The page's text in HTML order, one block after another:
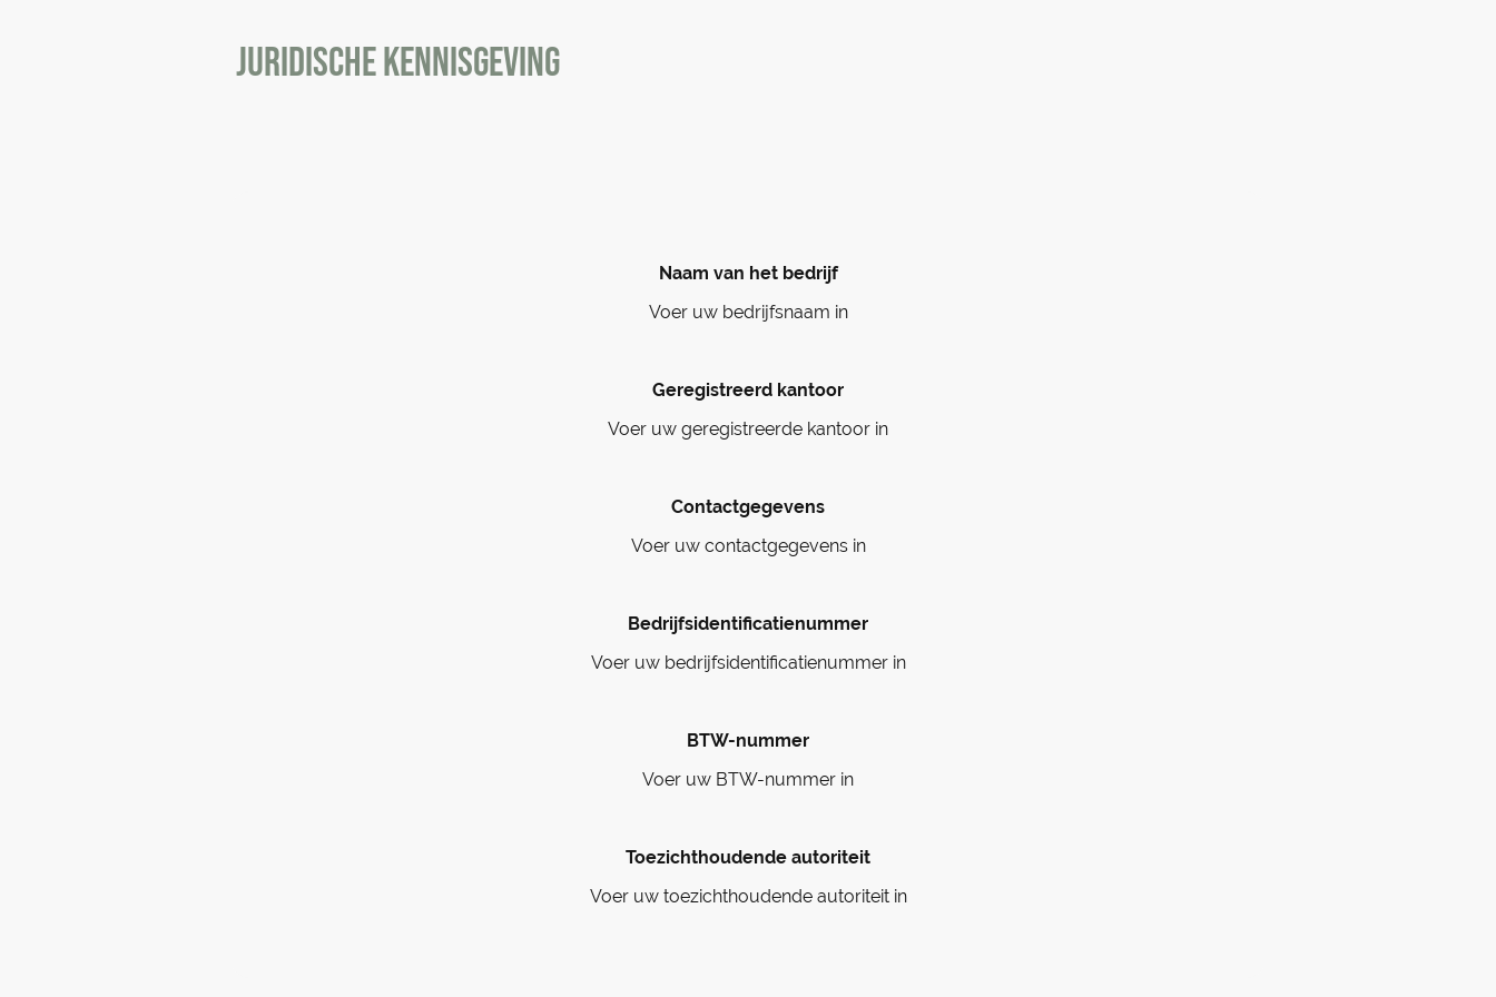
Juridische Kennisgeving
Naam van het bedrijf
Voer uw bedrijfsnaam in
Geregistreerd kantoor
Voer uw geregistreerde kantoor in
Contactgegevens
Voer uw contactgegevens in
Bedrijfsidentificatienummer
Voer uw bedrijfsidentificatienummer in
BTW-nummer
Voer uw BTW-nummer in
Toezichthoudende autoriteit
Voer uw toezichthoudende autoriteit in